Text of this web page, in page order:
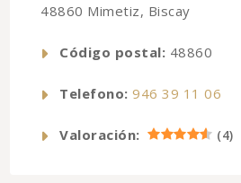
48860 Mimetiz, Biscay
Código postal: 48860
Telefono: 946 39 11 06
Valoración: (4)